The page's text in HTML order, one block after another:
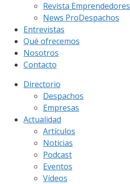
Revista Emprendedores
News ProDespachos
Entrevistas
Qué ofrecemos
Nosotros
Contacto
Directorio
Despachos
Empresas
Actualidad
Artículos
Noticias
Podcast
Eventos
Vídeos